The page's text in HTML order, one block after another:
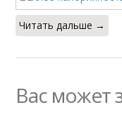
Хлеб на соде
Читать дальше →
Вас может